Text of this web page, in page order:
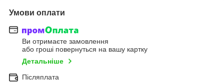
Умови оплати
Ви отримаєте замовлення
або гроші повернуться на вашу картку
Детальніше
Післяплата